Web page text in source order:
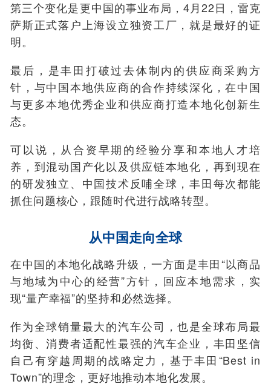
第三个变化是更中国的事业布局，4月22日，雷克
萨斯正式落户上海设立独资工厂，就是最好的证
明。
最后，是丰田打破过去体制内的供应商采购方
针，与中国本地供应商的合作持续深化，在中国
与更多本地优秀企业和供应商打造本地化创新生
态。
可以说，从合资早期的经验分享和本地人才培
养，到混动国产化以及供应链本地化，再到现在
的研发独立、中国技术反哺全球，丰田每次都能
抓住问题核心，跟随时代进行战略转型。
从中国走向全球
在中国的本地化战略升级，一方面是丰田“以商品
与地域为中心的经营”方针，回应本地需求，实
现“量产幸福”的坚持和必然选择。
作为全球销量最大的汽车公司，也是全球布局最
均衡、消费者适配性最强的汽车企业，丰田坚信
自己有穿越周期的战略定力，基于丰田“Best in
Town”的理念，更好地推动本地化发展。